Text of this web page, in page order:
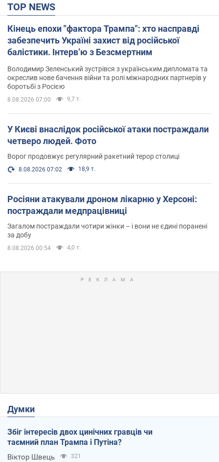
TOP NEWS
Кінець епохи "фактора Трампа": хто насправді
забезпечить Україні захист від російської
балістики. Інтерв’ю з Безсмертним
Володимир Зеленський зустрівся з українським дипломата та
окреслив нове бачення війни та ролі міжнародних партнерів у
боротьбі з Росією
8.08.2026 07:00 9,7 т.
У Києві внаслідок російської атаки постраждали
четверо людей. Фото
Ворог продовжує регулярний ракетний терор столиці
8.08.2026 07:02 18,9 т.
Росіяни атакували дроном лікарню у Херсоні:
постраждали медпрацівниці
Загалом постраждали чотири жінки – і вони не єдині поранені
за добу
8.08.2026 00:54 4,0 т.
Думки
Збіг інтересів двох цинічних гравців чи
таємний план Трампа і Путіна?
Віктор Швець 321